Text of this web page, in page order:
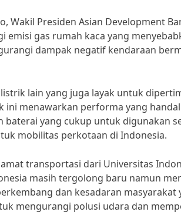
Wakil Presiden Asian Development
emisi gas rumah kaca yang
dampak negatif kendaraan
lain yang juga layak untuk
menawarkan performa yang
yang cukup untuk digunakan
mobilitas perkotaan di Indonesia.
transportasi dari Universitas
masih tergolong baru namun
dan kesadaran
mengurangi polusi udara dan